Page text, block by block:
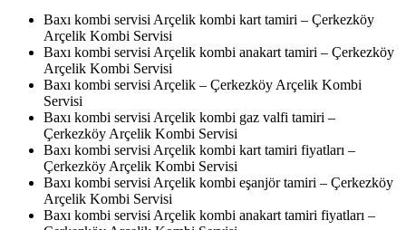
Baxı kombi servisi Arçelik kombi kart tamiri – Çerkezköy
Arçelik Kombi Servisi
Baxı kombi servisi Arçelik kombi anakart tamiri – Çerkezköy
Arçelik Kombi Servisi
Baxı kombi servisi Arçelik – Çerkezköy Arçelik Kombi
Servisi
Baxı kombi servisi Arçelik kombi gaz valfi tamiri –
Çerkezköy Arçelik Kombi Servisi
Baxı kombi servisi Arçelik kombi kart tamiri fiyatları –
Çerkezköy Arçelik Kombi Servisi
Baxı kombi servisi Arçelik kombi eşanjör tamiri – Çerkezköy
Arçelik Kombi Servisi
Baxı kombi servisi Arçelik kombi anakart tamiri fiyatları –